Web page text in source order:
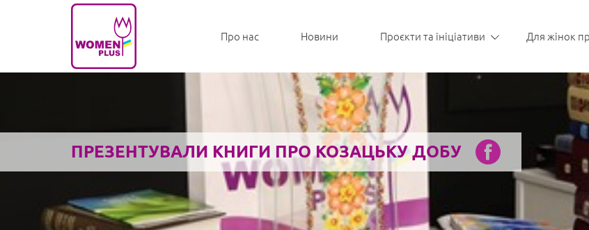
ПРЕЗЕНТУВАЛИ КНИГИ ПРО КОЗАЦЬКУ ДОБУ
Про нас Новини Проєкти та ініціативи Для жінок